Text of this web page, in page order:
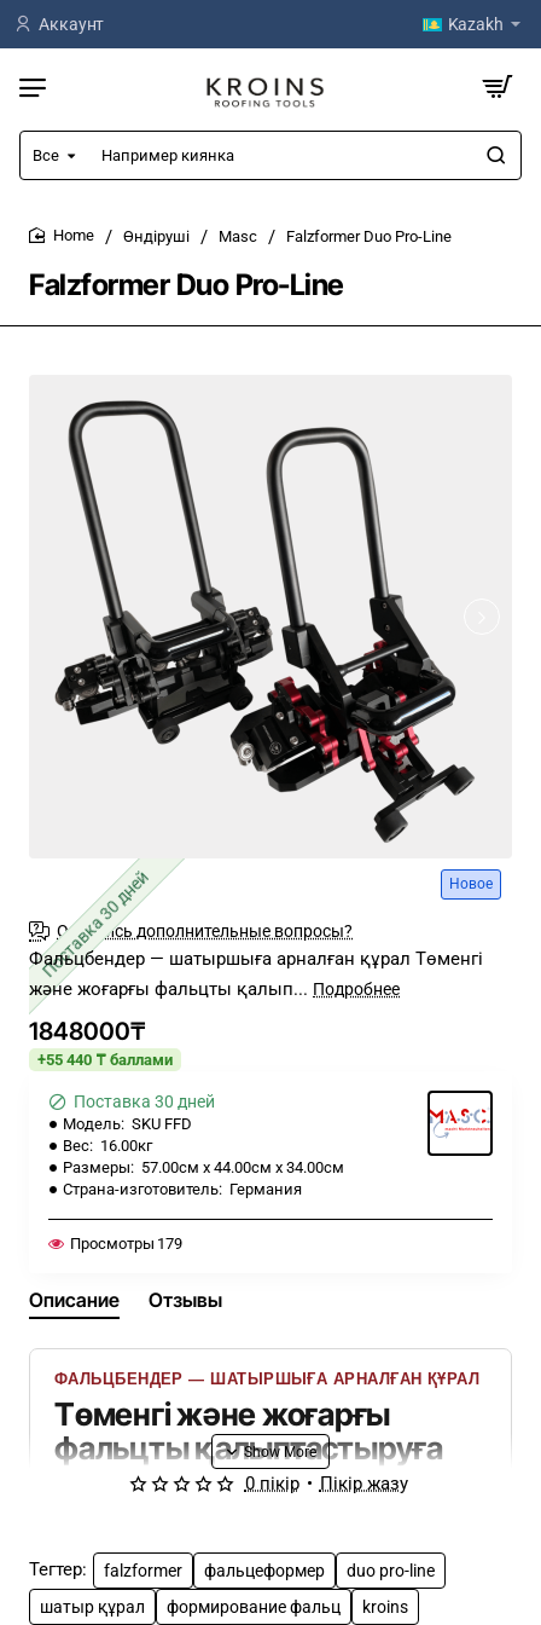
Аккаунт Kazakh
Все
Например
киянка
Falzformer Duo Pro-Line
Өндіруші Masc Falzformer Duo Pro-Line
Новое
Поставка 30 дней
Остались дополнительные вопросы?
Фальцбендер — шатыршыға арналған құрал Төменгі
және жоғарғы фальцты қалып...
0 пікір • Пікір жазу
1848000₸
+55 440 ₸ баллами
Поставка 30 дней
Модель: SKU FFD
Вес: 16.00кг
Размеры: 57.00см x 44.00см x 34.00см
Страна-изготовитель: Германия
Просмотры 179
Описание Отзывы
ФАЛЬЦБЕНДЕР — ШАТЫРШЫҒА АРНАЛҒАН ҚҰРАЛ
Төменгі және жоғарғы
фальцты қалыптастыруға
арналған жиынтық
Екі фальц
Төменгі және жоғарғы фальц бірден дайын қалыпқа
Тегтер: falzformer фальцеформер
duo pro-line
шатыр құрал
формирование фальц
kroins